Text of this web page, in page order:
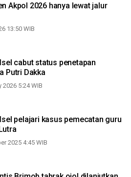
Akpol 2026 hanya lewat jalur
13:50 WIB
cabut status penetapan
Putri Dakka
2026 5:24 WIB
pelajari kasus pemecatan guru
2025 4:45 WIB